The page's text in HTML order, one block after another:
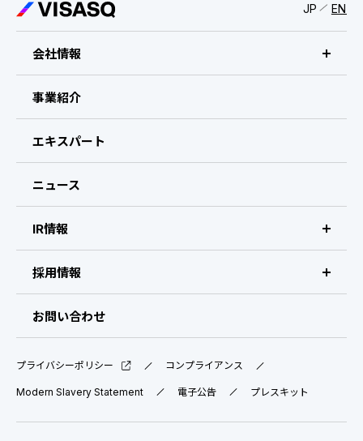
JP EN
会社情報
ビザスクについて
CEOメッセージ
会社概要・拠点
事業紹介
エキスパート
ニュース
IR情報
IR情報 トップ
IRライブラリ
業績ハイライト
株式について
採用情報
採用サイト（日本）
中途採用：ビジネス職・コーポレート職
お問い合わせ
プライバシーポリシー コンプライアンス
Modern Slavery Statement 電子公告 プレスキット